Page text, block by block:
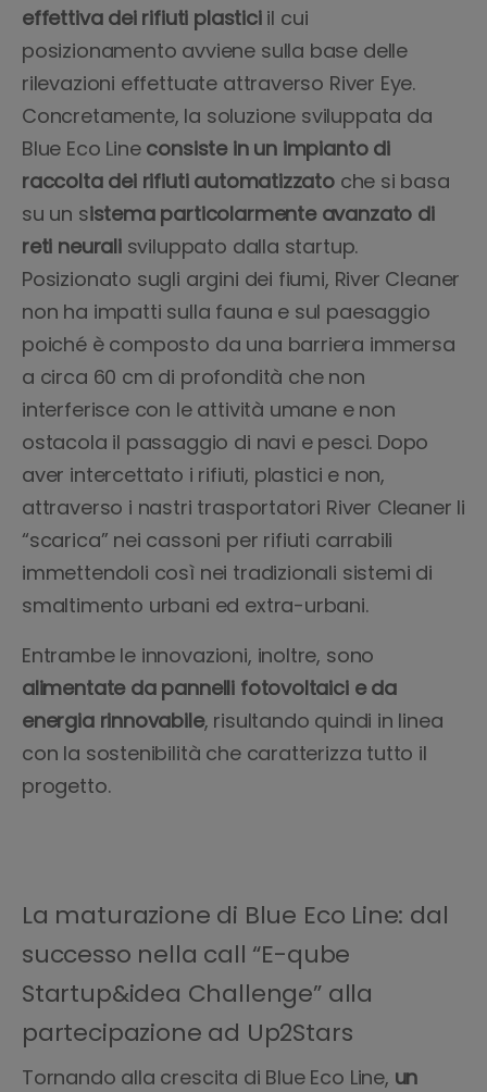
effettiva dei rifiuti plasticiil cui
posizionamento avviene sulla base delle
rilevazioni effettuate attraverso River Eye.
Concretamente, la soluzione sviluppata da
Blue Eco Line consiste in un impianto di
raccolta dei rifiuti automatizzatoche si basa
su un sistema particolarmente avanzato di
reti neuralisviluppato dalla startup.
Posizionato sugli argini dei fiumi, River Cleaner
non ha impatti sulla fauna e sul paesaggio
poiché è composto da una barriera immersa
a circa 60 cm di profondità che non
interferisce con le attività umane e non
ostacola il passaggio di navi e pesci. Dopo
aver intercettato i rifiuti, plastici e non,
attraverso i nastri trasportatori River Cleaner li
“scarica” nei cassoni per rifiuti carrabili
immettendoli così nei tradizionali sistemi di
smaltimento urbani ed extra-urbani.
Entrambe le innovazioni, inoltre, sono
alimentate da pannelli fotovoltaici e da
energia rinnovabile, risultando quindi in linea
con la sostenibilità che caratterizza tutto il
progetto.
La maturazione di Blue Eco Line: dal
successo nella call “E-qube
Startup&idea Challenge” alla
partecipazione ad Up2Stars
Tornando alla crescita di Blue Eco Line, un